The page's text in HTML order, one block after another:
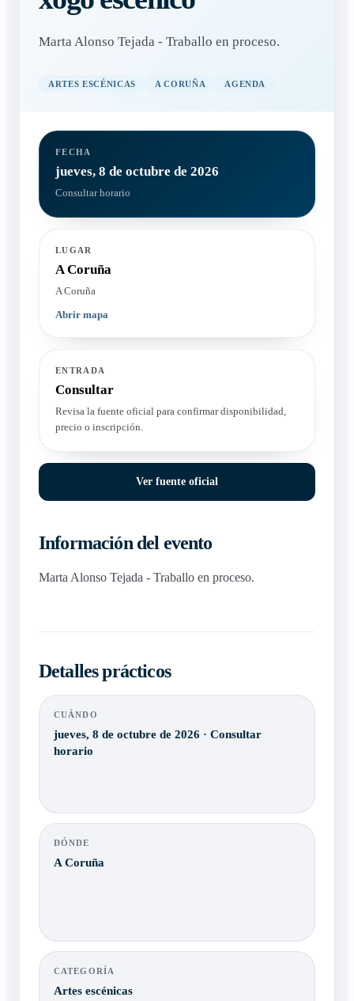
Marta Alonso Tejada - Traballo en proceso.
ARTES ESCÉNICAS A CORUÑA AGENDA
FECHA
jueves, 8 de octubre de 2026
Consultar horario
LUGAR
A Coruña
A Coruña
Abrir mapa
ENTRADA
Consultar
Revisa la fuente oficial para confirmar disponibilidad,
precio o inscripción.
Ver fuente oficial
Información del evento
Marta Alonso Tejada - Traballo en proceso.
Detalles prácticos
CUÁNDO
jueves, 8 de octubre de 2026 · Consultar
horario
DÓNDE
A Coruña
CATEGORÍA
Artes escénicas